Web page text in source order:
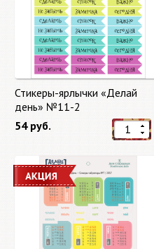
Стикеры-ярлычки «Делай
день» №11-2
54 руб.